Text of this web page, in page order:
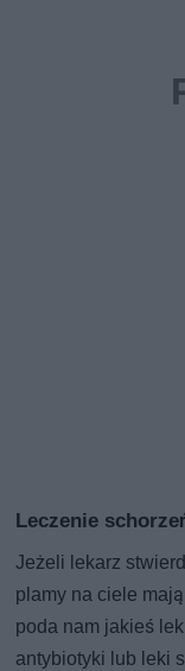
Leczenie
Jeżeli lekarz
plamy na ciele
poda nam jakieś
antybiotyki lub leki